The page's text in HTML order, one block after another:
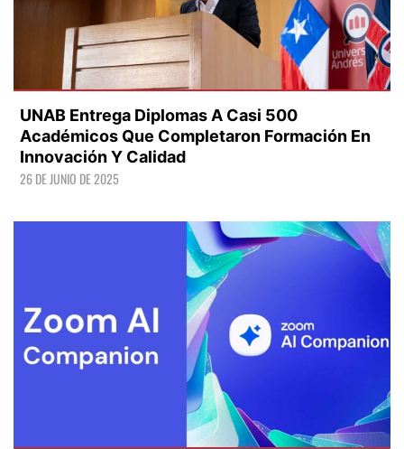
UNAB Entrega Diplomas A Casi 500
Académicos Que Completaron Formación En
Innovación Y Calidad
26 DE JUNIO DE 2025